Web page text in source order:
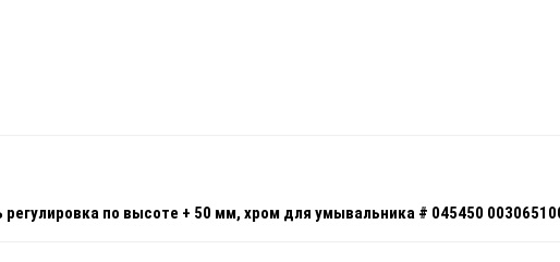
по высоте + 50 мм, хром для умывальника # 045450